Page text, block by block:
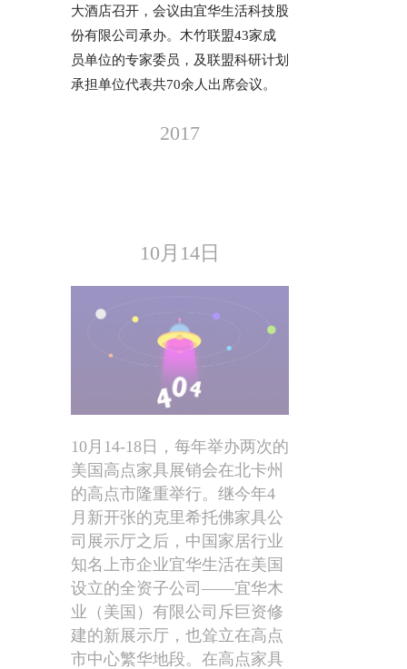
大酒店召开，会议由宜华生活科技股
份有限公司承办。木竹联盟43家成
员单位的专家委员，及联盟科研计划
承担单位代表共70余人出席会议。
2017
10月14日
10月14-18日，每年举办两次的
美国高点家具展销会在北卡州
的高点市隆重举行。继今年4
月新开张的克里希托佛家具公
司展示厅之后，中国家居行业
知名上市企业宜华生活在美国
设立的全资子公司——宜华木
业（美国）有限公司斥巨资修
建的新展示厅，也耸立在高点
市中心繁华地段。在高点家具